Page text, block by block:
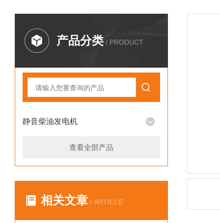
产品分类 / PRODUCT
静音柴油发电机
查看全部产品
相关文章 / ARTICLE